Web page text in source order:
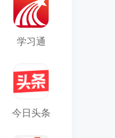
学习通
今日头条